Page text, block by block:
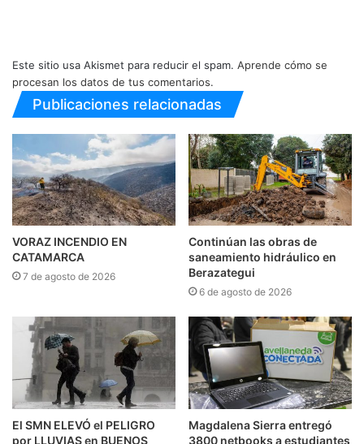
Este sitio usa Akismet para reducir el spam. Aprende cómo se
procesan los datos de tus comentarios.
Publicaciones relacionadas
VORAZ INCENDIO EN
CATAMARCA
7 de agosto de 2026
Continúan las obras de
saneamiento hidráulico en
Berazategui
6 de agosto de 2026
El SMN ELEVÓ el PELIGRO
por LLUVIAS en BUENOS
Magdalena Sierra entregó
3800 netbooks a estudiantes